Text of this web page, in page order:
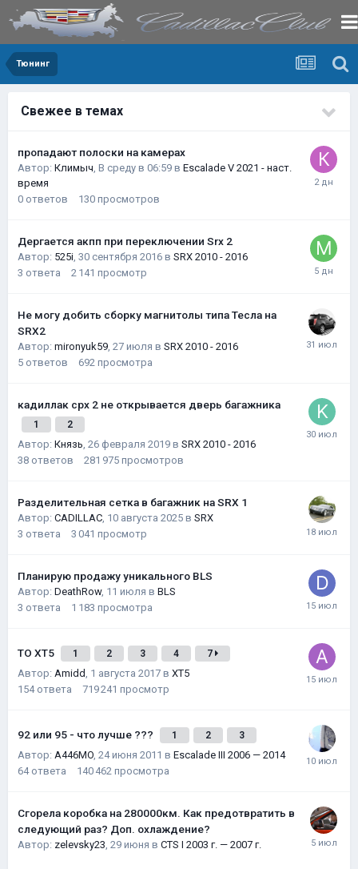
Тюнинг
Свежее в темах
пропадают полоски на камерах
Автор: Климыч, В среду в 06:59 в Escalade V 2021 - наст.
время
0 ответов 130 просмотров
Дергается акпп при переключении Srx 2
Автор: 525i, 30 сентября 2016 в SRX 2010 - 2016
3 ответа 2 141 просмотр
Не могу добить сборку магнитолы типа Тесла на
SRX2
Автор: mironyuk59, 27 июля в SRX 2010 - 2016
5 ответов 692 просмотра
кадиллак срх 2 не открывается дверь багажника
1 2
Автор: Князь, 26 февраля 2019 в SRX 2010 - 2016
38 ответов 281 975 просмотров
Разделительная сетка в багажник на SRX 1
Автор: CADILLAC, 10 августа 2025 в SRX
3 ответа 3 041 просмотр
Планирую продажу уникального BLS
Автор: DeathRow, 11 июля в BLS
3 ответа 1 183 просмотра
ТО XT5 1 2 3 4 7
Автор: Amidd, 1 августа 2017 в XT5
154 ответа 719 241 просмотр
92 или 95 - что лучше ??? 1 2 3
Автор: A446MO, 24 июня 2011 в Escalade III 2006 — 2014
64 ответа 140 462 просмотра
Сгорела коробка на 280000км. Как предотвратить в
следующий раз? Доп. охлаждение?
Автор: zelevsky23, 29 июня в CTS I 2003 г. — 2007 г.